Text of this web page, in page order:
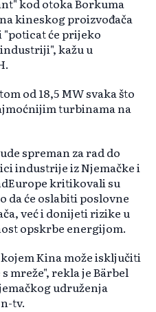
kod otoka Borkuma
kineskog proizvođača
"poticat će prijeko
kažu u
od 18,5 MW svaka što
turbinama na
spreman za rad do
industrije iz Njemačke i
kritikovali su
da će oslabiti poslovne
već i donijeti rizike u
opskrbe energijom.
Kina može isključiti
mreže", rekla je Bärbel
udruženja
tv.